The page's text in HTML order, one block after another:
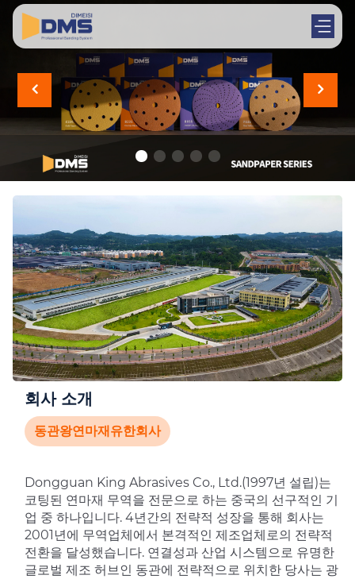
회사 소개
동관왕연마재유한회사
Dongguan King Abrasives Co., Ltd.(1997년 설립)는
코팅된 연마재 무역을 전문으로 하는 중국의 선구적인 기
업 중 하나입니다. 4년간의 전략적 성장을 통해 회사는
2001년에 무역업체에서 본격적인 제조업체로의 전략적
전환을 달성했습니다. 연결성과 산업 시스템으로 유명한
글로벌 제조 허브인 동관에 전략적으로 위치한 당사는 광